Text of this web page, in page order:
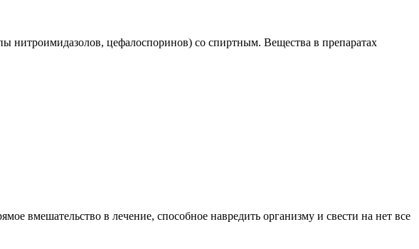
нитроимидазолов, цефалоспоринов) со спиртным. Вещества в препаратах
вмешательство в лечение, способное навредить организму и свести на нет все